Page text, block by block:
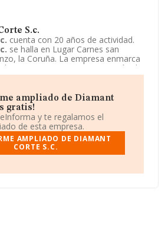
S.c.
cuenta con 20 años de actividad.
se halla en Lugar Carnes san
la Coruña. La empresa enmarca
CNAE como 4312 - Preparación de
S.c.toma la forma jurídica de
ampliado de Diamant
gratis!
y te regalamos el
de esta empresa.
AMPLIADO DE DIAMANT
CORTE S.C.